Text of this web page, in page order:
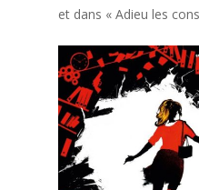
et dans « Adieu les